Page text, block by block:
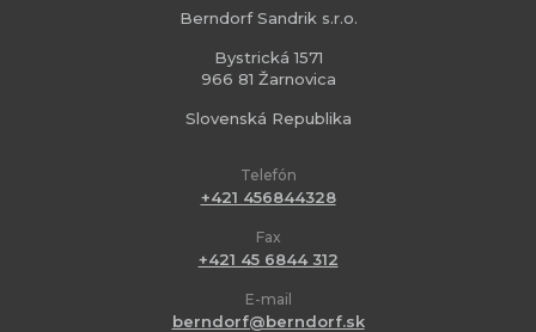
Berndorf Sandrik s.r.o.
Bystrická 1571
966 81 Žarnovica
Slovenská Republika
Telefón
+421 456844328
Fax
+421 45 6844 312
E-mail
berndorf@berndorf.sk